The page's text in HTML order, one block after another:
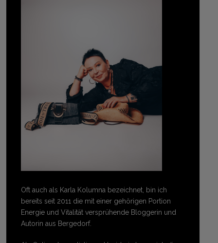
Oft auch als Karla Kolumna bezeichnet, bin ich
bereits seit 2011 die mit einer gehörigen Portion
Energie und Vitalität versprühende Bloggerin und
Autorin aus Bergedorf.